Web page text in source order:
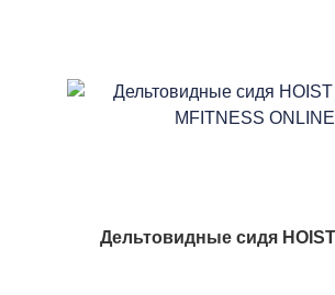
Дельтовидные сидя